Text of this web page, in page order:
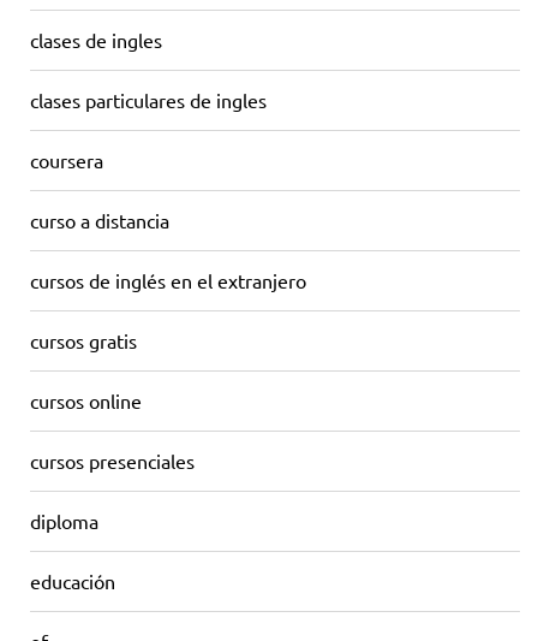
clases de ingles
clases particulares de ingles
coursera
curso a distancia
cursos de inglés en el extranjero
cursos gratis
cursos online
cursos presenciales
diploma
educación